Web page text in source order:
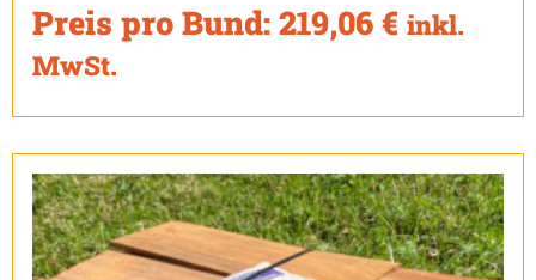
Preis pro Bund: 219,06 € inkl.
MwSt.